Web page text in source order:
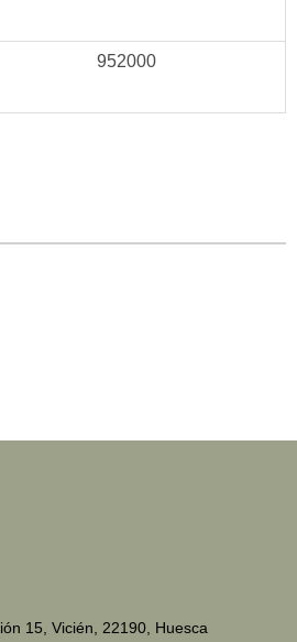
952000
15, Vicién, 22190, Huesca